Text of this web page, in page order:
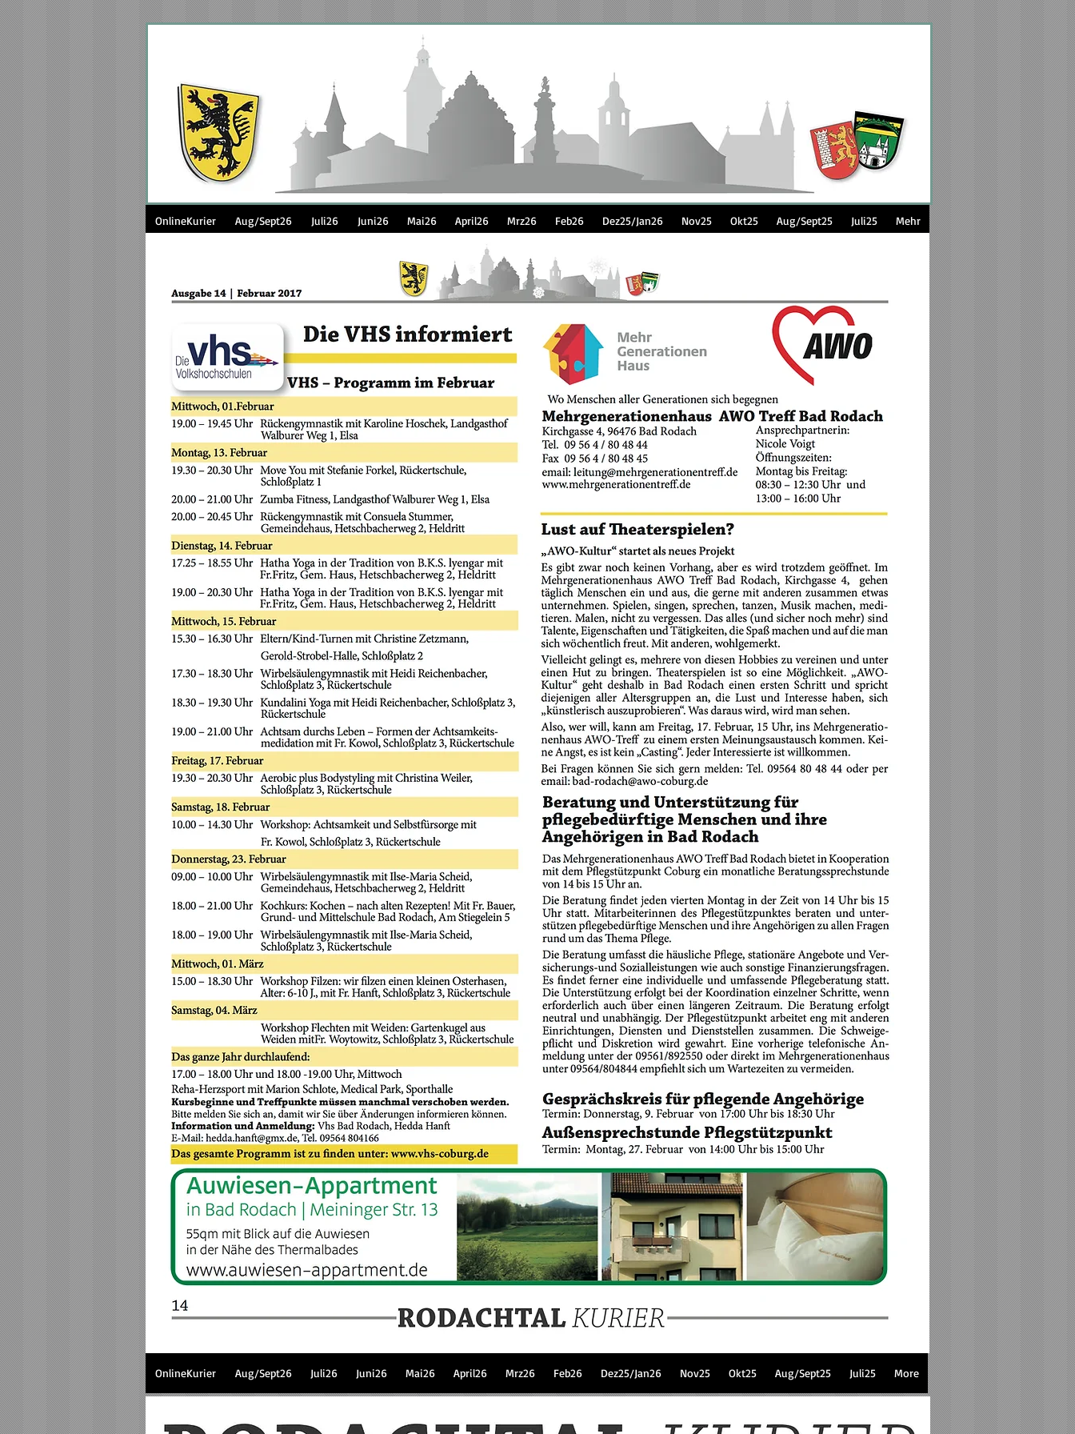
OnlineKurier Aug/Sept26 Juli26 Juni26 Mai26 April26 Mrz26 Feb26 Dez25/Jan26 Nov25 Okt25 Aug/Sept25 Juli25 Mehr
OnlineKurier Aug/Sept26 Juli26 Juni26 Mai26 April26 Mrz26 Feb26 Dez25/Jan26 Nov25 Okt25 Aug/Sept25 Juli25 More